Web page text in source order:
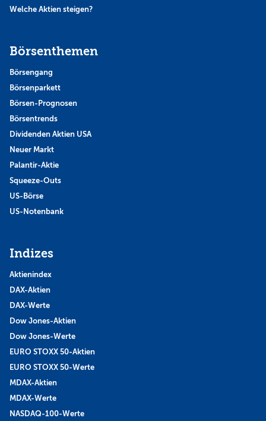
Welche Aktien steigen?
Börsenthemen
Börsengang
Börsenparkett
Börsen-Prognosen
Börsentrends
Dividenden Aktien USA
Neuer Markt
Palantir-Aktie
Squeeze-Outs
US-Börse
US-Notenbank
Indizes
Aktienindex
DAX-Aktien
DAX-Werte
Dow Jones-Aktien
Dow Jones-Werte
EURO STOXX 50-Aktien
EURO STOXX 50-Werte
MDAX-Aktien
MDAX-Werte
NASDAQ-100-Werte